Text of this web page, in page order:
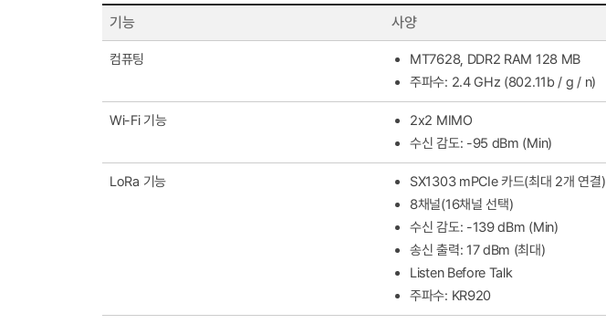
기능 사양
컴퓨팅
MT7628, DDR2 RAM 128 MB
주파수: 2.4 GHz (802.11b / g / n)
Wi-Fi 기능
2x2 MIMO
수신 감도: -95 dBm (Min)
LoRa 기능
SX1303 mPCIe 카드(최대 2개 연결)
8채널(16채널 선택)
수신 감도: -139 dBm (Min)
송신 출력: 17 dBm (최대)
Listen Before Talk
주파수: KR920